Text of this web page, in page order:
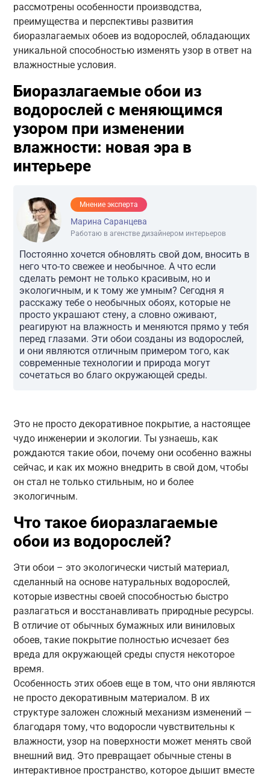
рассмотрены особенности производства,
преимущества и перспективы развития
биоразлагаемых обоев из водорослей, обладающих
уникальной способностью изменять узор в ответ на
влажностные условия.
Биоразлагаемые обои из
водорослей с меняющимся
узором при изменении
влажности: новая эра в
интерьере
Мнение эксперта
Марина Саранцева
Работаю в агенстве дизайнером интерьеров
Постоянно хочется обновлять свой дом, вносить в
него что-то свежее и необычное. А что если
сделать ремонт не только красивым, но и
экологичным, и к тому же умным? Сегодня я
расскажу тебе о необычных обоях, которые не
просто украшают стену, а словно оживают,
реагируют на влажность и меняются прямо у тебя
перед глазами. Эти обои созданы из водорослей,
и они являются отличным примером того, как
современные технологии и природа могут
сочетаться во благо окружающей среды.
Это не просто декоративное покрытие, а настоящее
чудо инженерии и экологии. Ты узнаешь, как
рождаются такие обои, почему они особенно важны
сейчас, и как их можно внедрить в свой дом, чтобы
он стал не только стильным, но и более
экологичным.
Что такое биоразлагаемые
обои из водорослей?
Эти обои – это экологически чистый материал,
сделанный на основе натуральных водорослей,
которые известны своей способностью быстро
разлагаться и восстанавливать природные ресурсы.
В отличие от обычных бумажных или виниловых
обоев, такие покрытие полностью исчезает без
вреда для окружающей среды спустя некоторое
время.
Особенность этих обоев еще в том, что они являются
не просто декоративным материалом. В их
структуре заложен сложный механизм изменений —
благодаря тому, что водоросли чувствительны к
влажности, узор на поверхности может менять свой
внешний вид. Это превращает обычные стены в
интерактивное пространство, которое дышит вместе